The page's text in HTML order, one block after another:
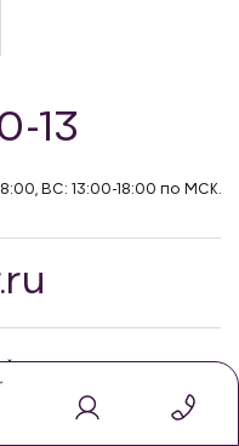
13
ВС: 13:00-18:00 по МСК.
для
файлов